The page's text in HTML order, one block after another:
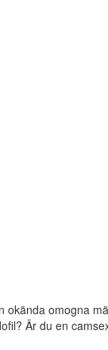
omogna
Är du en